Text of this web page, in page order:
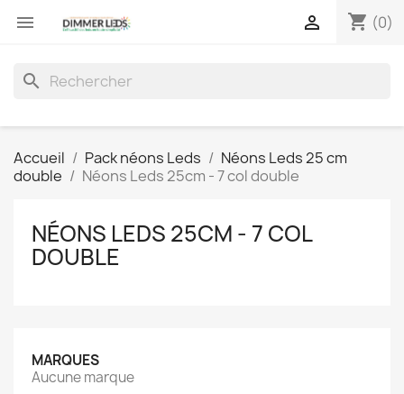
 shopping_cart (0)

search
Accueil Pack néons Leds
Néons Leds 25 cm
double
Néons Leds 25cm - 7 col double
NÉONS LEDS 25CM - 7 COL
DOUBLE
MARQUES
Aucune marque